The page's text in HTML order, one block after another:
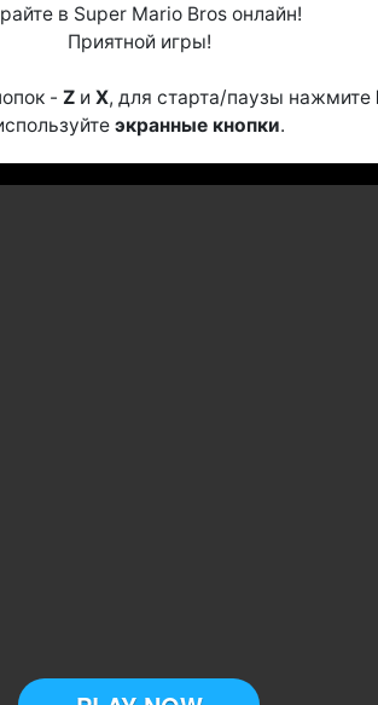
в Super Mario Bros онлайн!
Приятной игры!
- Z и X, для старта/паузы нажмите
экранные кнопки.